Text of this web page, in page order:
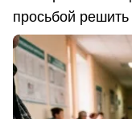
просьбой